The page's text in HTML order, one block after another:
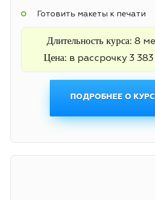
Готовить макеты к печати
Длительность курса: 8
Цена: в рассрочку 3
ПОДРОБНЕЕ О